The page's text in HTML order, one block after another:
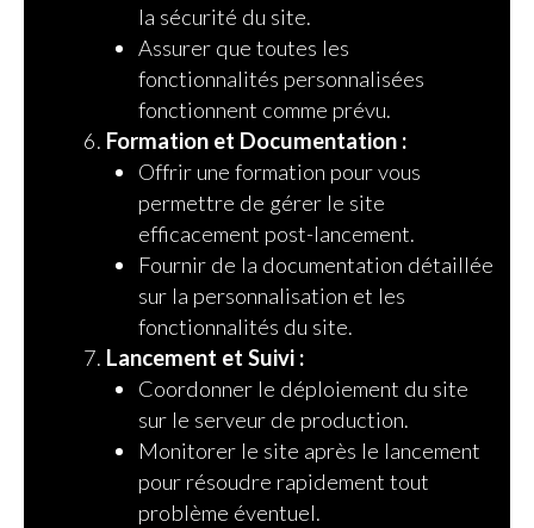
la sécurité du site.
Assurer que toutes les
fonctionnalités personnalisées
fonctionnent comme prévu.
Formation et Documentation :
Offrir une formation pour vous
permettre de gérer le site
efficacement post-lancement.
Fournir de la documentation détaillée
sur la personnalisation et les
fonctionnalités du site.
Lancement et Suivi :
Coordonner le déploiement du site
sur le serveur de production.
Monitorer le site après le lancement
pour résoudre rapidement tout
problème éventuel.